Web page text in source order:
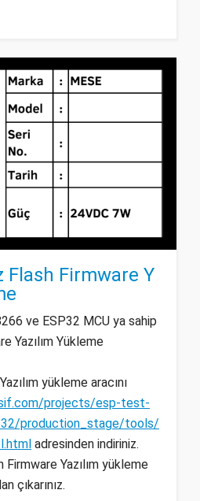
Flash Firmware Y
ve ESP32 MCU ya sahip
Yazılım Yükleme
yükleme aracını
projects/esp-test-
production_stage/tools/
adresinden indiriniz.
Firmware Yazılım yükleme
çıkarınız.